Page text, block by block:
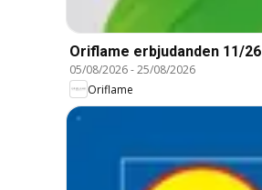
Oriflame erbjudanden 11/26
05/08/2026-25/08/2026
Oriflame